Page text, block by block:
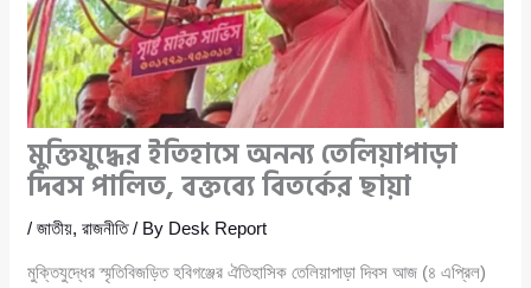
মুক্তিযুদ্ধের ইতিহাসে অনন্য তেলিয়াপাড়া
দিবস পালিত, বক্তব্যে বিতর্কের ছায়া
/জাতীয়,রাজনীতি/ By Desk Report
মুক্তিযুদ্ধের স্মৃতিবিজড়িত হবিগঞ্জের ঐতিহাসিক তেলিয়াপাড়া দিবস আজ (৪ এপ্রিল)